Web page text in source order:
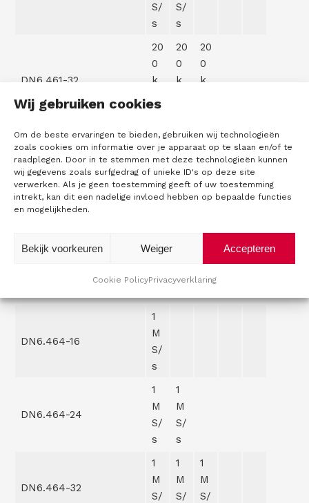
Wij gebruiken cookies
Om de beste ervaringen te bieden, gebruiken wij technologieën
zoals cookies om informatie over je apparaat op te slaan en/of te
raadplegen. Door in te stemmen met deze technologieën kunnen
wij gegevens zoals surfgedrag of unieke ID's op deze site
verwerken. Als je geen toestemming geeft of uw toestemming
intrekt, kan dit een nadelige invloed hebben op bepaalde functies
en mogelijkheden.
Accepteren
Weiger
Bekijk voorkeuren
Cookie PolicyPrivacyverklaring
S/
s
S/
s
DN6.461-32
20
0
k
20
0
k
20
0
k
DN6.461-40
20
0
k
S/
s
20
0
k
S/
s
20
0
k
S/
s
20
0
k
S/
s
0
S/
S/
S/
0
20
0k
S/
DN6.464-16
1
M
S/
s
DN6.464-24
1
M
S/
s
1
M
S/
s
DN6.464-32
1
M
S/
1
M
S/
1
M
S/